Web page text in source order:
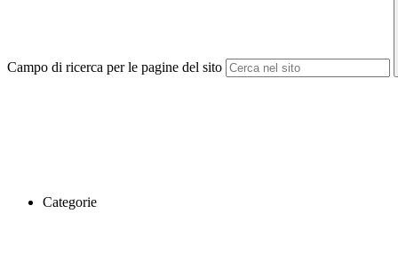
Campo di ricerca per le pagine del sito
Categorie